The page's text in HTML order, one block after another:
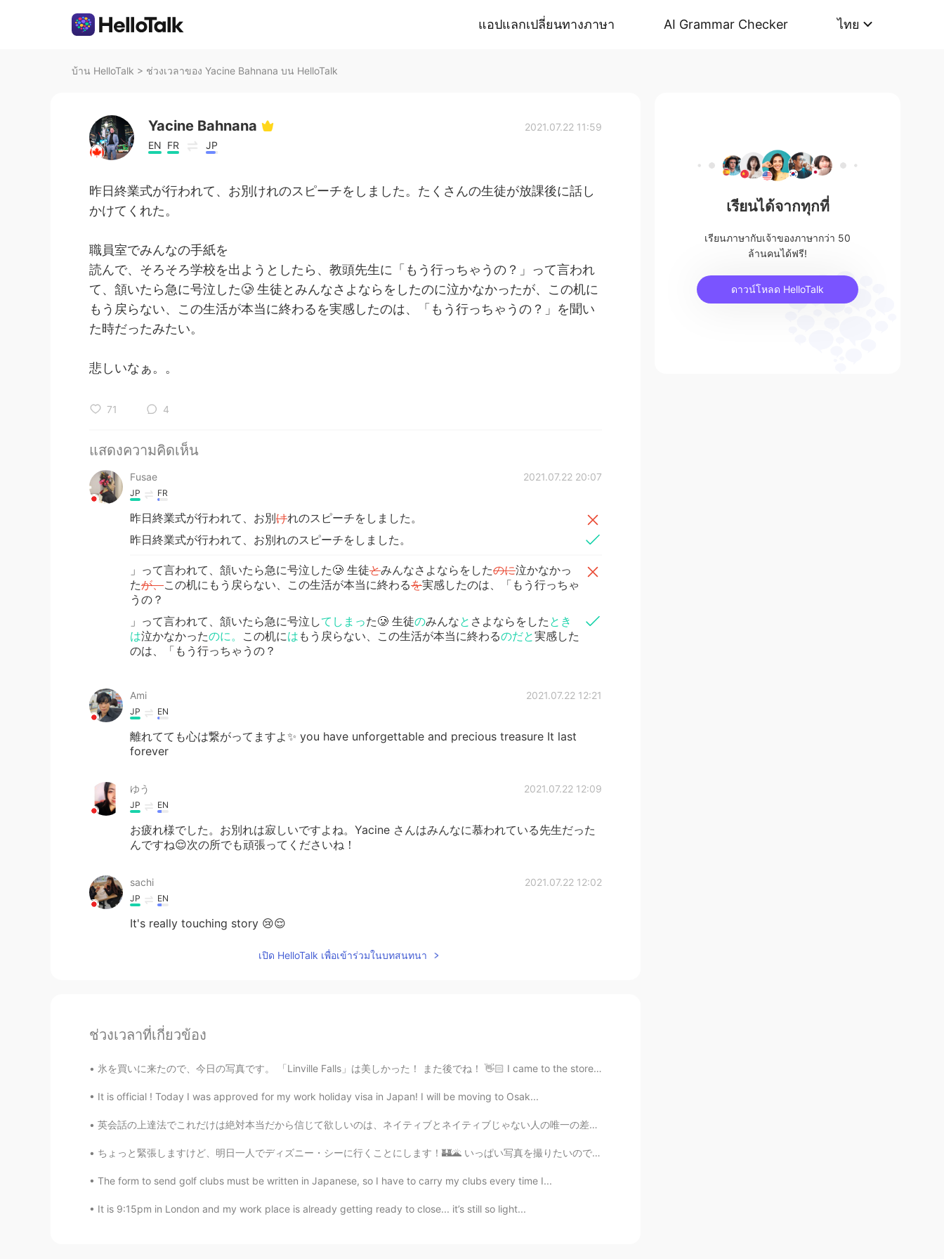
แอปแลกเปลี่ยนทางภาษา AI Grammar Checker ไทย
บ้าน HelloTalk > ช่วงเวลาของ Yacine Bahnana บน HelloTalk
Yacine Bahnana
EN FR JP
2021.07.22 11:59
昨日終業式が行われて、お別けれのスピーチをしました。たくさんの生徒が放課後に話し
かけてくれた。
職員室でみんなの手紙を
読んで、そろそろ学校を出ようとしたら、教頭先生に「もう行っちゃうの？」って言われ
て、頷いたら急に号泣した🥲 生徒とみんなさよならをしたのに泣かなかったが、この机に
もう戻らない、この生活が本当に終わるを実感したのは、「もう行っちゃうの？」を聞い
た時だったみたい。
悲しいなぁ。。
71 4
แสดงความคิดเห็น
Fusae 2021.07.22 20:07
JP FR
昨日終業式が行われて、お別けれのスピーチをしました。
昨日終業式が行われて、お別れのスピーチをしました。
」って言われて、頷いたら急に号泣した🥲 生徒とみんなさよならをしたのに泣かなかっ
たが、この机にもう戻らない、この生活が本当に終わるを実感したのは、「もう行っちゃ
うの？
」って言われて、頷いたら急に号泣してしまった🥲 生徒のみんなと さよならをした とき
は泣かなかったのに。 この机には もう戻らない、この生活が本当に終わるのだと実感した
のは、「もう行っちゃうの？
Ami 2021.07.22 12:21
JP EN
離れてても心は繋がってますよ✨ you have unforgettable and precious treasure It last
forever
ゆう 2021.07.22 12:09
JP EN
お疲れ様でした。お別れは寂しいですよね。Yacine さんはみんなに慕われている先生だった
んですね😌次の所でも頑張ってくださいね！
sachi 2021.07.22 12:02
JP EN
It's really touching story 😢😌
เปิด HelloTalk เพื่อเข้าร่วมในบทสนทนา
ช่วงเวลาที่เกี่ยวข้อง
氷を買いに来たので、今日の写真です。 「Linville Falls」は美しかった！ また後でね！ 👋🏻 I came to the store to buy ice, so here’s...
It is official ! Today I was approved for my work holiday visa in Japan! I will be moving to Osak...
英会話の上達法でこれだけは絶対本当だから信じて欲しいのは、ネイティブとネイティブじゃない人の唯一の差は、知っている「フレーズ」と「ボキャブラリー」の量だと思います。 日本語でも頭の中で文法やらを...
ちょっと緊張しますけど、明日一人でディズニー・シーに行くことにします！🏰🌋 いっぱい写真を撮りたいので、多分アトラクションを乗らないかもしれない。🎢 寂しくならないように、長い時で並べない方が良...
The form to send golf clubs must be written in Japanese, so I have to carry my clubs every time I...
It is 9:15pm in London and my work place is already getting ready to close... it’s still so light...
เรียนได้จากทุกที่
เรียนภาษากับเจ้าของภาษากว่า 50
ล้านคนได้ฟรี!
ดาวน์โหลด HelloTalk